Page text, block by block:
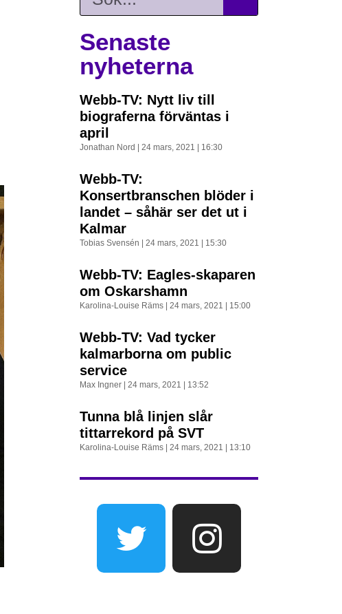
Senaste
nyheterna
Webb-TV: Nytt liv till
biograferna förväntas i
april
Jonathan Nord 24 mars, 2021 16:30
Webb-TV:
Konsertbranschen blöder i
landet – såhär ser det ut i
Kalmar
Tobias Svensén 24 mars, 2021 15:30
Webb-TV: Eagles-skaparen
om Oskarshamn
Karolina-Louise Räms 24 mars, 2021 15:00
Webb-TV: Vad tycker
kalmarborna om public
service
Max Ingner 24 mars, 2021 13:52
Tunna blå linjen slår
tittarrekord på SVT
Karolina-Louise Räms 24 mars, 2021 13:10